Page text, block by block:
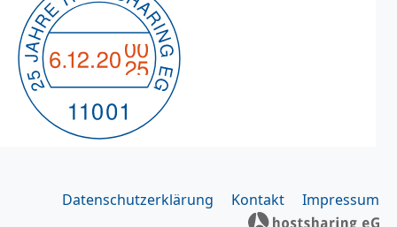
Datenschutzerklärung Kontakt Impressum